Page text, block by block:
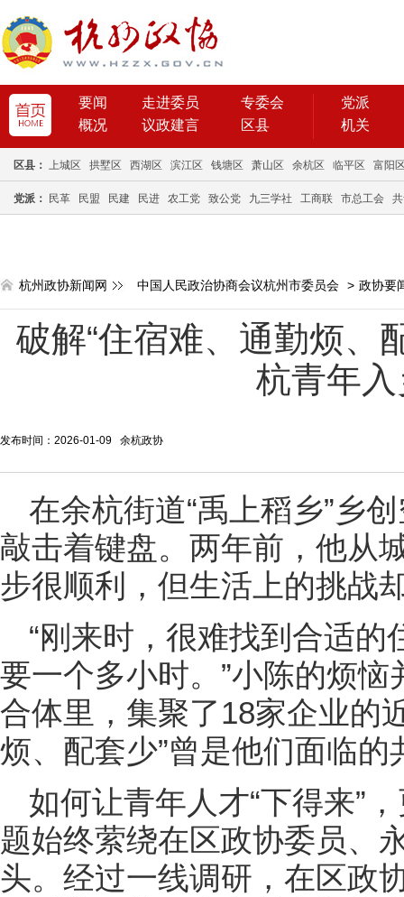
要闻 走进委员
专委会
概况
议政建言 区县
党派
机关
区县： 上城区 拱墅区 西湖区 滨江区 钱塘区 萧山区 余杭区 临平区 富阳
党派： 民革 民盟 民建 民进 农工党 致公党 九三学社 工商联 市总工会
杭州政协新闻网 中国人民政治协商会议杭州市委员会 > 政协要
破解“住宿难、通勤烦、
杭青年
发布时间：2026-01-09 余杭政协
在余杭街道“禹上稻乡”乡
敲击着键盘。两年前，他从
步很顺利，但生活上的挑战
“刚来时，很难找到合适
要一个多小时。”小陈的烦
合体里，集聚了18家企业的
烦、配套少”曾是他们面临的
如何让青年人才“下得来”
题始终萦绕在区政协委员、
头。经过一线调研，在区政